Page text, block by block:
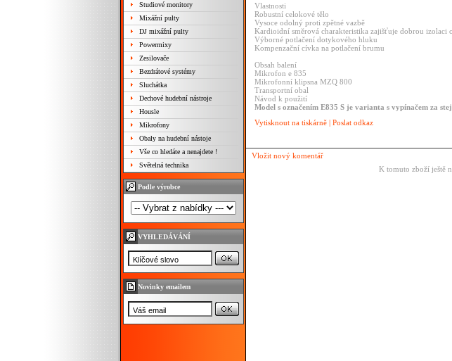
Studiové monitory
Mixážní pulty
DJ mixážní pulty
Powermixy
Zesilovače
Bezdrátové systémy
Sluchátka
Dechové hudební nástroje
Housle
Mikrofony
Obaly na hudební nástoje
Vše co hledáte a nenajdete !
Světelná technika
Podle výrobce
VYHLEDÁVÁNÍ
Novinky emailem
Vlastnosti
Robustní celokové tělo
Vysoce odolný proti zpětné vazbě
Kardioidní směrová charakteristika zajišťuje dobrou izolaci
Výborné potlačení dotykového hluku
Kompenzační cívka na potlačení brumu
Obsah balení
Mikrofon e 835
Mikrofonní klipsna MZQ 800
Transportní obal
Návod k použití
Model s označením E835 S je varianta s vypínačem za
Vytisknout na tiskárně | Poslat odkaz
Vložit nový komentář
K tomuto zboží ještě